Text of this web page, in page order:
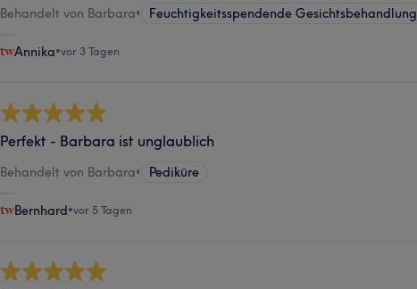
Behandelt von Barbara• Feuchtigkeitsspendende Gesichtsbehandlung
Annika•vor 3 Tagen
Perfekt - Barbara ist unglaublich
Behandelt von Barbara• Pediküre
Bernhard•vor 5 Tagen